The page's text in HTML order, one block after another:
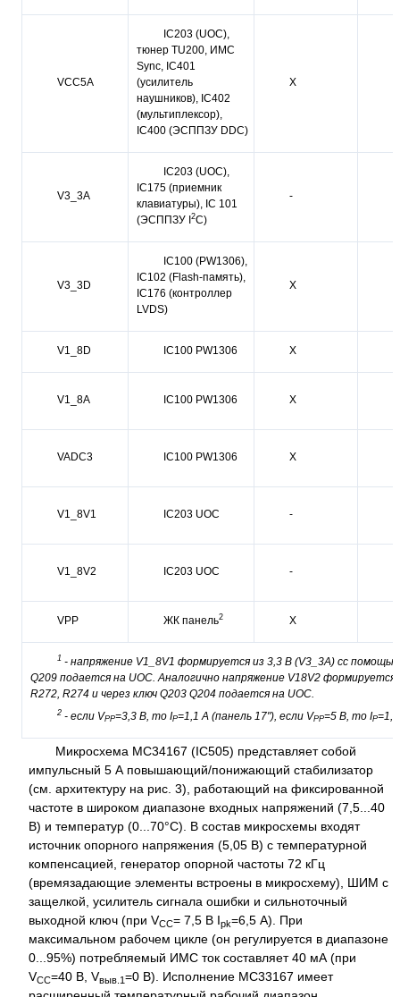
VCC5A
IC203 (UOC),
тюнер TU200, ИМС
Sync, IC401
(усилитель
наушников), IC402
(мультиплексор),
IC400 (ЭСППЗУ DDC)
X
V3_3A
IC203 (UOC),
IC175 (приемник
клавиатуры), IC 101
(ЭСППЗУ I2C)
-
V3_3D
IC100 (PW1306),
IC102 (Flash-память),
IC176 (контроллер
LVDS)
X
V1_8D IC100 PW1306 X
V1_8A IC100 PW1306 X
VADC3 IC100 PW1306 X
V1_8V1 IC203 UOC -
V1_8V2 IC203 UOC -
VPP ЖК панель2 X
1 - напряжение V1_8V1 формируется из 3,3 В (V3_3A) cс
Q209 подается на UOC Аналогично напряжение V18V2 формируется
R272, R274 и через ключ Q203 Q204 подается на UOC
2 - если VPP=3,3 В, то IP=1,1А (панель 17"), если VPP=5 В, то IP
Микросхема MC34167 (IC505) представляет собой
импульсный 5 А повышающий/понижающий стабилизатор
(см. архитектуру на рис. 3), работающий на фиксированной
частоте в широком диапазоне входных напряжений (7,5...40
В) и температур (0...70°С). В состав микросхемы входят
источник опорного напряжения (5,05 В) с температурной
компенсацией, генератор опорной частоты 72 кГц
(времязадающие элементы встроены в микросхему), ШИМ с
защелкой, усилитель сигнала ошибки и сильноточный
выходной ключ (при VCC= 7,5 В Ipk=6,5 А). При
максимальном рабочем цикле (он регулируется в диапазоне
0...95%) потребляемый ИМС ток составляет 40 мА (при
VCC=40 В, Vвыв.1=0 В). Исполнение MC33167 имеет